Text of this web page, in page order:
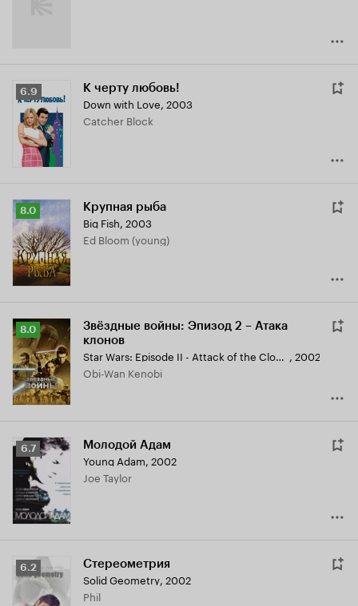
Рейтинг
Кинопоиска
6.9
6.9 К черту любовь!
Down with Love, 2003
Catcher Block
Рейтинг
Кинопоиска
8.0
8.0 Крупная рыба
Big Fish, 2003
Ed Bloom (young)
Рейтинг
Кинопоиска
8.0
8.0
Звёздные войны: Эпизод 2 – Атака
клонов
Star Wars: Episode II - Attack of the Clones , 2002
Obi-Wan Kenobi
Рейтинг
Кинопоиска
6.7
6.7 Молодой Адам
Young Adam, 2002
Joe Taylor
Рейтинг
Кинопоиска
6.2
6.2 Стереометрия
Solid Geometry, 2002
Phil